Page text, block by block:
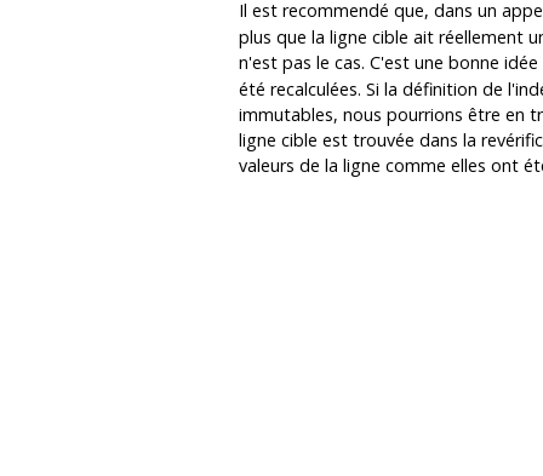
Il est recommendé que, dans un
plus que la ligne cible ait réellement
n'est pas le cas. C'est une bonne
été recalculées. Si la définition de
immutables, nous pourrions être en
ligne cible est trouvée dans la
valeurs de la ligne comme elles ont